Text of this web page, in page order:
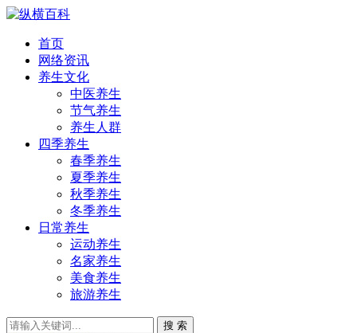
首页
网络资讯
养生文化
中医养生
节气养生
养生人群
四季养生
春季养生
夏季养生
秋季养生
冬季养生
日常养生
运动养生
名家养生
美食养生
旅游养生
搜 索